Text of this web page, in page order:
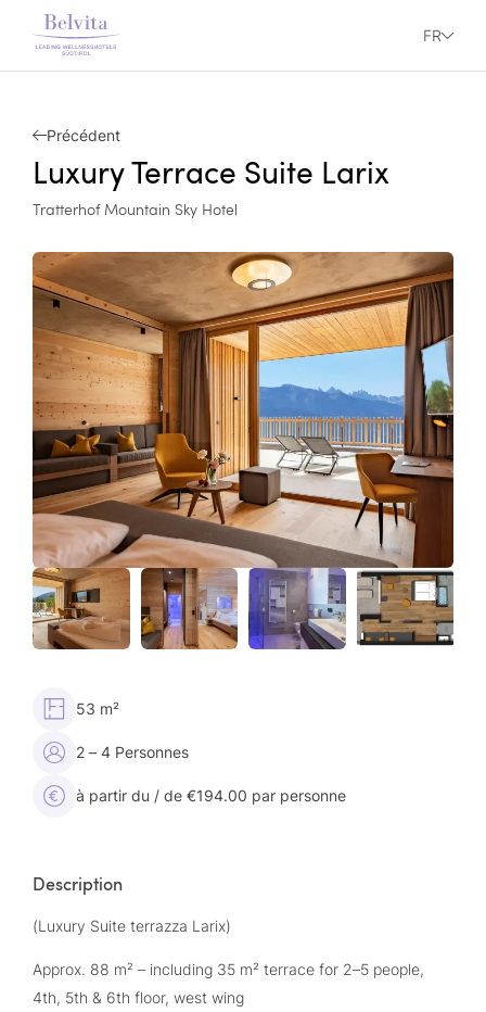
FR
Précédent
Luxury Terrace Suite Larix
Tratterhof Mountain Sky Hotel
53 m²
2 – 4 Personnes
à partir du / de €194.00 par personne
Description
(Luxury Suite terrazza Larix)
Approx. 88 m² – including 35 m² terrace for 2–5 people,
4th, 5th & 6th floor, west wing